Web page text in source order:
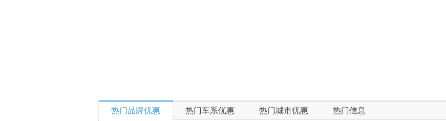
热门品牌优惠 热门车系优惠 热门城市优惠 热门信息